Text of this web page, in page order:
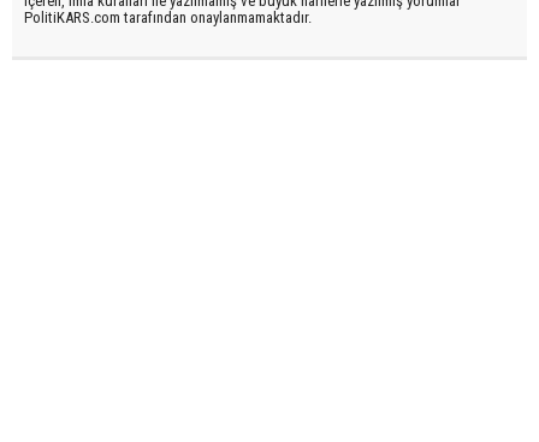
PolitiKARS.com tarafından onaylanmamaktadır.